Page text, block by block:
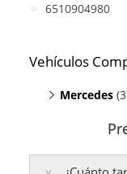
6510904980
Vehículos
Mercedes
E220
GLK 220